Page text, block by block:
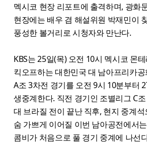
멕시코 현장 리포트에 출격하며, 광화
현장에는 배우 겸 해설위원 박재민이
풍성한 볼거리로 시청자와 만난다.
KBS는 25일(목) 오전 10시 멕시코 몬
킥오프하는 대한민국 대 남아프리카
A조 3차전 경기를 오전 9시 10분부터
생중계한다. 직전 경기인 조별리그 C
대 브라질 전이 끝난 직후, 현지 중계
숨 가쁘게 이어질 이번 남아공전에서
콤비가 처음으로 풀 경기 중계에 나선